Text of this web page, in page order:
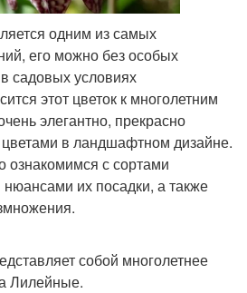
одним из самых
его можно без особых
садовых условиях
этот цветок к многолетним
элегантно, прекрасно
в ландшафтном дизайне.
ознакомимся с сортами
их посадки, а также
собой многолетнее
Лилейные.